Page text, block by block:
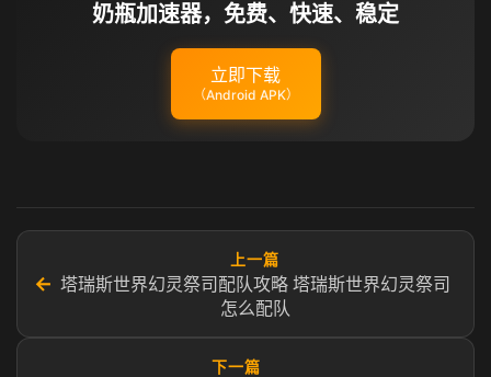
奶瓶加速器，免费、快速、稳定
立即下载
（Android APK）
←
上一篇
塔瑞斯世界幻灵祭司配队攻略 塔瑞斯世界幻灵祭司
怎么配队
下一篇